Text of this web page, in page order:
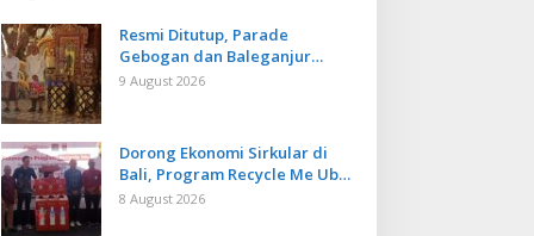
Resmi Ditutup, Parade
Gebogan dan Baleganjur
Dongkrak Kunjungan
9 August 2026
Dorong Ekonomi Sirkular di
Bali, Program Recycle Me Ubah
Botol Plastik Bekas Jadi Bahan
8 August 2026